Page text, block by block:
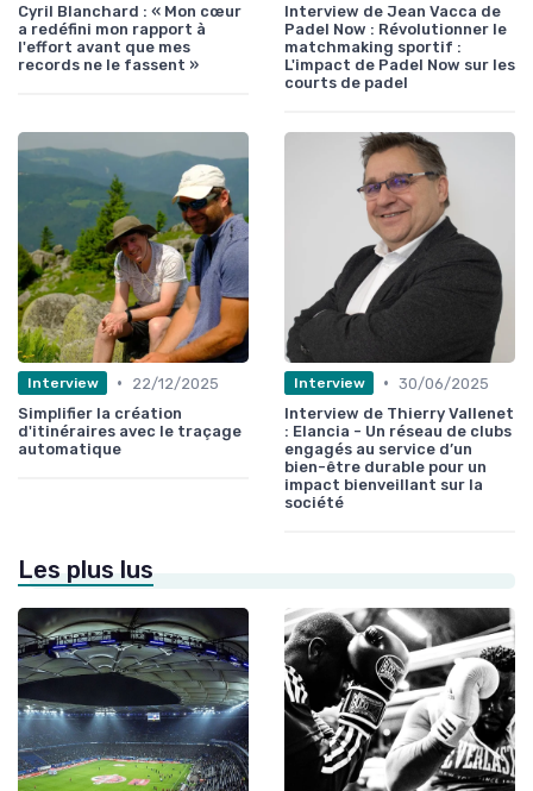
Cyril Blanchard : « Mon cœur
a redéfini mon rapport à
l'effort avant que mes
records ne le fassent »
Interview de Jean Vacca de
Padel Now : Révolutionner le
matchmaking sportif :
L'impact de Padel Now sur les
courts de padel
Interview •
22/12/2025
Simplifier la création
d'itinéraires avec le traçage
automatique
Interview • 30/06/2025
Interview de Thierry Vallenet
: Elancia - Un réseau de clubs
engagés au service d’un
bien-être durable pour un
impact bienveillant sur la
société
Les plus lus